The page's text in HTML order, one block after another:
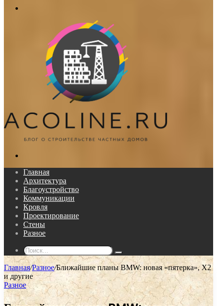
Главная
Архитектура
Благоустройство
Коммуникации
Кровля
Проектирование
Стены
Разное
Поиск...
Главная/Разное/Ближайшие планы BMW: новая «пятерка», X2
и другие
Разное